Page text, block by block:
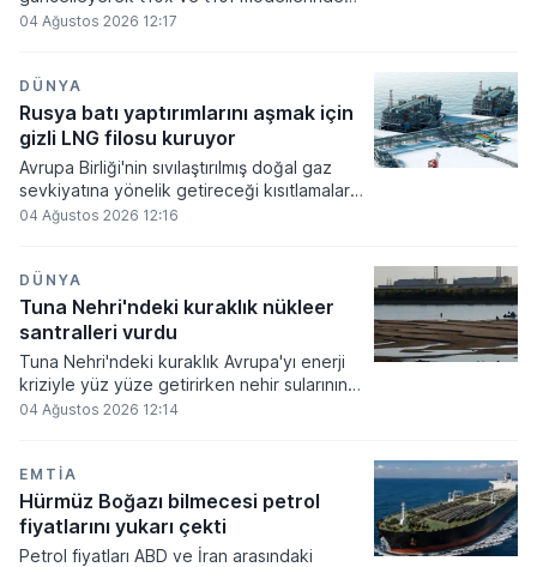
satış rakamlarını sabit tuttuğunu açıkladı.
faizli kredi ve 3 ay ödeme erteleme
fırsatlarını ağustos ayında da sürdürecek.
04 Ağustos 2026 12:17
DÜNYA
Rusya batı yaptırımlarını aşmak için
gizli LNG filosu kuruyor
Avrupa Birliği'nin sıvılaştırılmış doğal gaz
sevkiyatına yönelik getireceği kısıtlamalar
öncesinde harekete geçen Rusya, ikinci el
paylaşılan veriler, Moskova'nın
yaptırımlardan kaçınmak amacıyla petrol
taşımacılığındaki stratejisini doğal gaz
kapasiteye ulaştığını göstermekte.
04 Ağustos 2026 12:16
DÜNYA
Tuna Nehri'ndeki kuraklık nükleer
santralleri vurdu
Tuna Nehri'ndeki kuraklık Avrupa'yı enerji
kriziyle yüz yüze getirirken nehir sularının
rekor seviyeye gerilemesi nükleer ve
Sırbistan'da enerji arzı alarm verirken
sanayi devleri üretimi askıya almak ve
tüketimi kısıtlamak zorunda kaldı.
04 Ağustos 2026 12:14
EMTIA
Hürmüz Boğazı bilmecesi petrol
fiyatlarını yukarı çekti
Petrol fiyatları ABD ve İran arasındaki